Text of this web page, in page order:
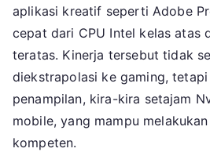
aplikasi kreatif seperti Adobe
cepat dari CPU Intel kelas atas
teratas. Kinerja tersebut tidak
diekstrapolasi ke gaming, tetapi
penampilan, kira-kira setajam
mobile, yang mampu
kompeten.